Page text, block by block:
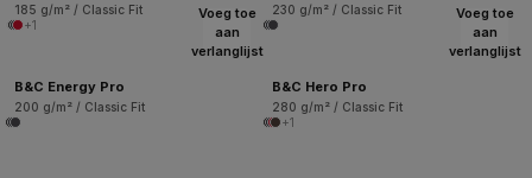
185 g/m² / Classic Fit
+1
230 g/m² / Classic Fit
Voeg toe
aan
verlanglijst
B&C Energy Pro
200 g/m² / Classic Fit
Voeg toe
aan
verlanglijst
B&C Hero Pro
280 g/m² / Classic Fit
+1